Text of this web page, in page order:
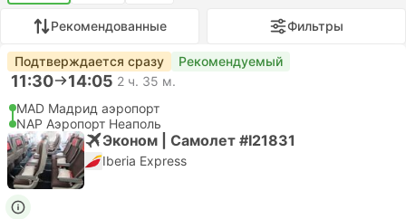
Рекомендованные Фильтры
Подтверждается сразу Рекомендуемый
11:30 14:05 2 ч. 35 м.
MAD Мадрид аэропорт
NAP Аэропорт Неаполь
Эконом | Самолет #I21831
Iberia Express